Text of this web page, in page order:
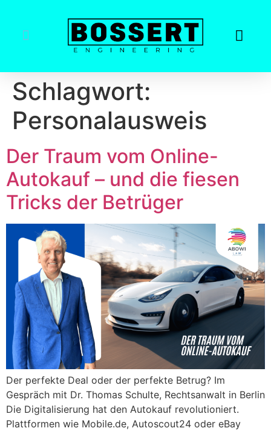
Schlagwort:
Personalausweis
Der Traum vom Online-
Autokauf – und die fiesen
Tricks der Betrüger
Der perfekte Deal oder der perfekte Betrug? Im
Gespräch mit Dr. Thomas Schulte, Rechtsanwalt in Berlin
Die Digitalisierung hat den Autokauf revolutioniert.
Plattformen wie Mobile.de, Autoscout24 oder eBay